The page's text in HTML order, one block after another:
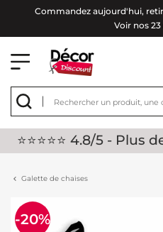
Commandez aujourd'hui,
Voir nos
⭐⭐⭐⭐⭐ 4.8/5 -
Galette de chaises
-20%